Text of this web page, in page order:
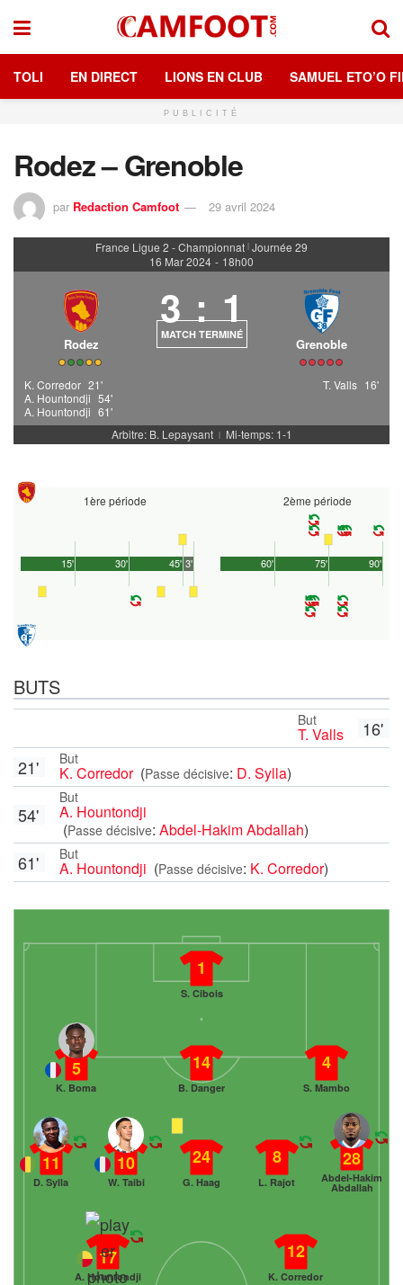
TOLI EN DIRECT LIONS EN CLUB SAMUEL ETO’O
PUBLICITÉ
Rodez – Grenoble
par Redaction Camfoot 29 avril 2024
France Ligue 2 - Championnat | Journée 29
16 Mar 2024 - 18h00
Rodez
3 : 1
MATCH TERMINÉ
Grenoble
K. Corredor 21'
A. Hountondji 54'
A. Hountondji 61'
T. Valls 16'
Arbitre: B. Lepaysant | Mi-temps: 1-1
1ère période
45'
15' 30' 3'
2ème période
90'
60' 75'
BUTS
16'
But
T. Valls
But
K. Corredor (Passe décisive: D. Sylla)
21'
But
A. Hountondji
(Passe décisive: Abdel-Hakim Abdallah)
54'
But
A. Hountondji (Passe décisive: K. Corredor)
61'
1
S. Cibois
4
S. Mambo
14
B. Danger
5
K. Boma
28
Abdel-Hakim
Abdallah
8
L. Rajot
24
G. Haag
10
W. Taibi
11
D. Sylla
12
K. Corredor
17
A. Hountondji